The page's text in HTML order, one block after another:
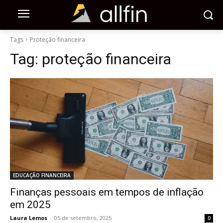
Tags Proteção financeira
Tag: proteção financeira
EDUCAÇÃO FINANCEIRA
Finanças pessoais em tempos de inflação
em 2025
Laura Lemos - 05 de setembro, 2025 0